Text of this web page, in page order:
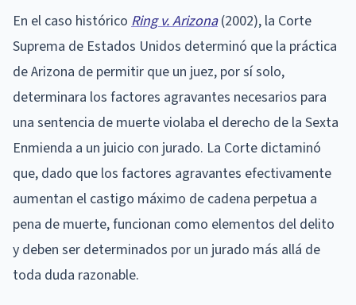
En el caso histórico Ring v. Arizona(2002), la Corte
Suprema de Estados Unidos determinó que la práctica
de Arizona de permitir que un juez, por sí solo,
determinara los factores agravantes necesarios para
una sentencia de muerte violaba el derecho de la Sexta
Enmienda a un juicio con jurado. La Corte dictaminó
que, dado que los factores agravantes efectivamente
aumentan el castigo máximo de cadena perpetua a
pena de muerte, funcionan como elementos del delito
y deben ser determinados por un jurado más allá de
toda duda razonable.